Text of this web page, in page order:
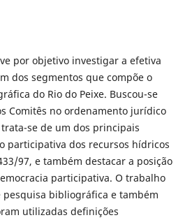
por objetivo investigar a efetiva
dos segmentos que compõe o
do Rio do Peixe. Buscou-se
Comitês no ordenamento jurídico
se de um dos principais
participativa dos recursos hídricos
97, e também destacar a posição
participativa. O trabalho
bibliográfica e também
utilizadas definições